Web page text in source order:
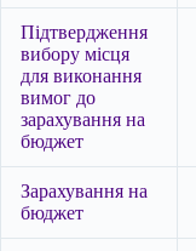
Підтвердження
вибору місця
для виконання
вимог до
зарахування на
бюджет
Зарахування на
бюджет